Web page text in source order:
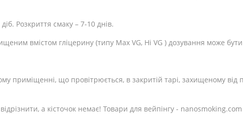
Розкриття смаку – 7-10 днів.
вмістом гліцерину (типу Max VG, Hi VG ) дозування може
приміщенні, що провітрюється, в закритій тарі, захищеному
а кісточок немає! Товари для вейпінгу - nanosmoking.com